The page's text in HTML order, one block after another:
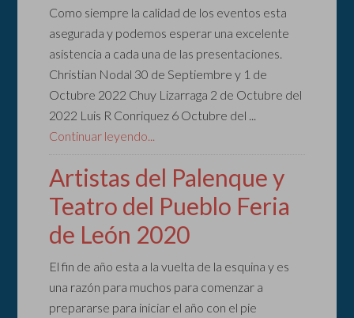
Como siempre la calidad de los eventos esta
asegurada y podemos esperar una excelente
asistencia a cada una de las presentaciones.
Christian Nodal 30 de Septiembre y 1 de
Octubre 2022 Chuy Lizarraga 2 de Octubre del
2022 Luis R Conriquez 6 Octubre del ...
Continuar leyendo...
Artistas del Palenque y
Teatro del Pueblo Feria
de León 2020
El fin de año esta a la vuelta de la esquina y es
una razón para muchos para comenzar a
prepararse para iniciar el año con el pie